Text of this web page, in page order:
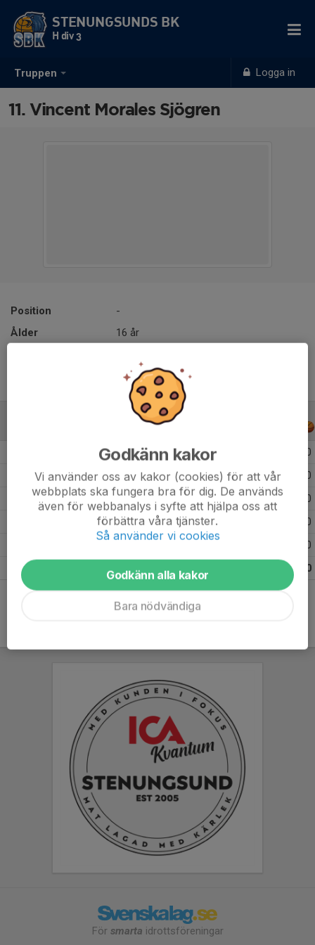
Truppen Logga in
STENUNGSUNDS BK
H div 3
11. Vincent Morales Sjögren
Position
-
Ålder
16 år
0
Säsongen 24/25 43 0
Säsongen 23/24 32 0
0
0
Totalt 150 0
För smarta idrottsföreningar
Godkänn kakor
Vi använder oss av kakor (cookies) för att vår
webbplats ska fungera bra för dig. De används
även för webbanalys i syfte att hjälpa oss att
förbättra våra tjänster.
Så använder vi cookies
Godkänn alla kakor
Bara nödvändiga